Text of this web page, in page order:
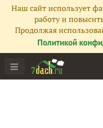
Наш сайт использует
работу и
Продолжая
Политикой